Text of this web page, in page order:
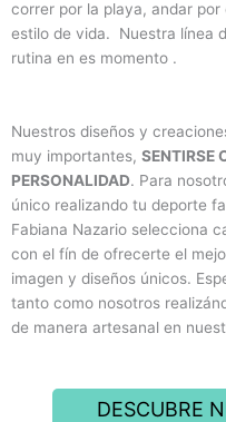
correr por la playa, andar
estilo de vida. Nuestra línea
rutina en es momento .
Nuestros diseños y
muy importantes, SENTIRSE
PERSONALIDAD. Para
único realizando tu deporte
Fabiana Nazario selecciona
con el fín de ofrecerte el
imagen y diseños únicos.
tanto como nosotros
de manera artesanal en
DESCUBRE